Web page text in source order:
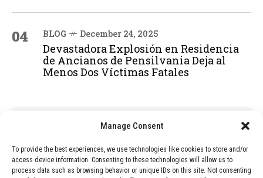
Manage Consent
To provide the best experiences, we use technologies like cookies to store and/or
access device information. Consenting to these technologies will allow us to
process data such as browsing behavior or unique IDs on this site. Not consenting
04 BLOG December 24, 2025
Devastadora Explosión en Residencia
de Ancianos de Pensilvania Deja al
Menos Dos Víctimas Fatales